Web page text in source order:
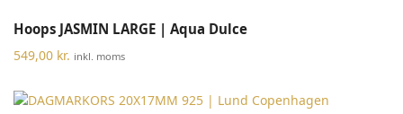
Hoops JASMIN LARGE | Aqua Dulce
549,00 kr. inkl. moms